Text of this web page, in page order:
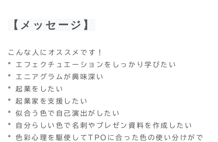
【メッセージ】
こんな人にオススメです！
* エフェクチュエーションをしっかり学びたい
* エニアグラムが興味深い
* 起業をしたい
* 起業家を支援したい
* 似合う色で自己演出がしたい
* 自分らしい色で名刺やプレゼン資料を作成したい
* 色彩心理を駆使してTPOに合った色の使い分けがで